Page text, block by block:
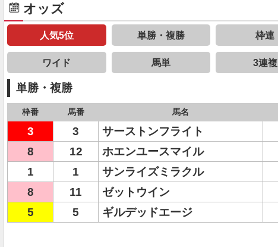
オッズ
人気5位 単勝・複勝 枠連
ワイド 馬単 3連複
単勝・複勝
枠番 馬番 馬名
3 3 サーストンフライト
8
12 ホエンユースマイル
1
1 サンライズミラクル
8
11 ゼットウイン
5
5 ギルデッドエージ